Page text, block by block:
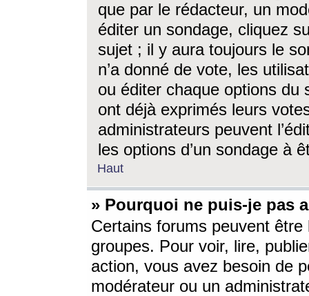
que par le rédacteur, un
éditer un sondage, cliquez
sujet ; il y aura toujours le
n’a donné de vote, les
ou éditer chaque options du
ont déjà exprimés leurs
administrateurs peuvent
les options d’un sondage à
Haut
» Pourquoi ne puis-je pas
Certains forums peuvent être
groupes. Pour voir, lire,
action, vous avez besoin de
modérateur ou un